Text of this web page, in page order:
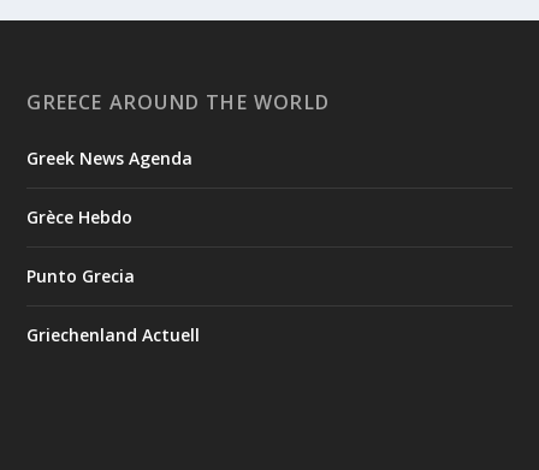
GREECE AROUND THE WORLD
Greek News Agenda
Grèce Hebdo
Punto Grecia
Griechenland Actuell